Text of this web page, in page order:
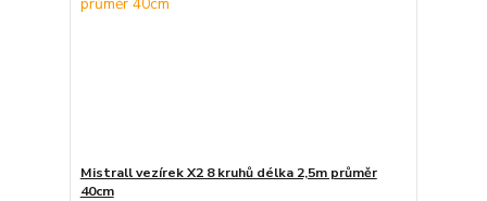
Mistrall vezírek X2 8 kruhů délka 2,5m průměr
40cm